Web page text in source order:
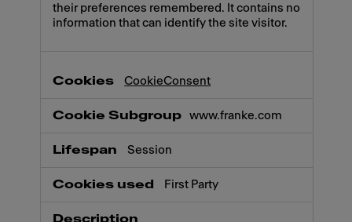
their preferences remembered. It contains no
information that can identify the site visitor.
CookieConsent
www.franke.com
Session
First Party